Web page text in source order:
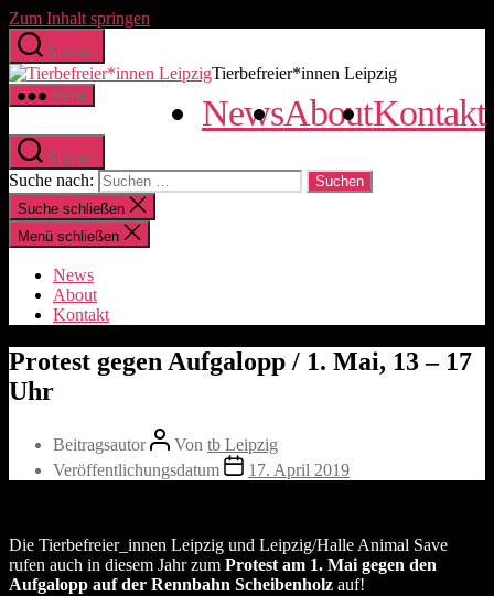
Zum Inhalt springen
Suchen
Tierbefreier*innen Leipzig
Menü NewsAboutKontakt
Suchen
Suche nach:
Suche schließen
Menü schließen
News
About
Kontakt
Protest gegen Aufgalopp / 1. Mai, 13 – 17
Uhr
Beitragsautor Von tb Leipzig
Veröffentlichungsdatum
17. April 2019
Die Tierbefreier_innen Leipzig und Leipzig/Halle Animal Save
rufen auch in diesem Jahr zum Protest am 1. Mai gegen den
Aufgalopp auf der Rennbahn Scheibenholz auf!